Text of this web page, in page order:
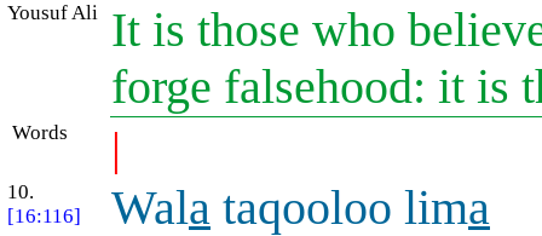
Yousuf Ali
It is those who
forge falsehood: it is
Words |
10.
[16:116]
Wala taqooloo lima